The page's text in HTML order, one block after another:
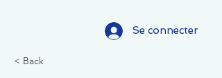
Se connecter
< Back